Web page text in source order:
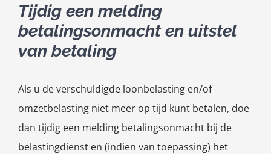
Tijdig een melding
betalingsonmacht en uitstel
van betaling
Als u de verschuldigde loonbelasting en/of
omzetbelasting niet meer op tijd kunt betalen, doe
dan tijdig een melding betalingsonmacht bij de
belastingdienst en (indien van toepassing) het